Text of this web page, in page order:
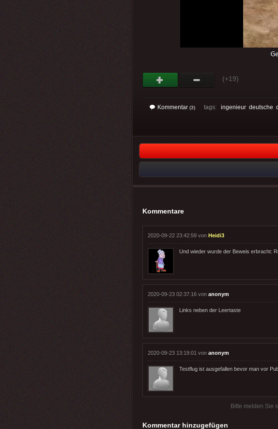
(+19)
Kommentar (3) tags: ingenieur deutsche
Kommentare
2020-09-22 23:42:59 von Heidi3
Und wieder wurde der Beweis erbracht:
2020-09-23 02:37:16 von anonym
Links neben der Leertaste
2020-09-23 13:19:01 von anonym
Testflug ist ausgefallen bevor man vor
Bitte melden Sie
Kommentar hinzugefügen